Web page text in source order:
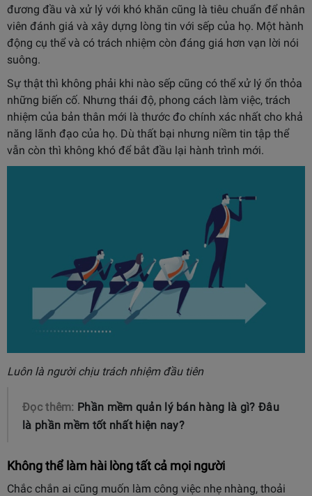
đương đầu và xử lý với khó khăn cũng là tiêu chuẩn để nhân
viên đánh giá và xây dựng lòng tin với sếp của họ. Một hành
động cụ thể và có trách nhiệm còn đáng giá hơn vạn lời nói
suông.
Sự thật thì không phải khi nào sếp cũng có thể xử lý ổn thỏa
những biến cố. Nhưng thái độ, phong cách làm việc, trách
nhiệm của bản thân mới là thước đo chính xác nhất cho khả
năng lãnh đạo của họ. Dù thất bại nhưng niềm tin tập thể
vẫn còn thì không khó để bắt đầu lại hành trình mới.
Luôn là người chịu trách nhiệm đầu tiên
Đọc thêm: Phần mềm quản lý bán hàng là gì? Đâu
là phần mềm tốt nhất hiện nay?
Không thể làm hài lòng tất cả mọi người
Chắc chắn ai cũng muốn làm công việc nhẹ nhàng, thoải